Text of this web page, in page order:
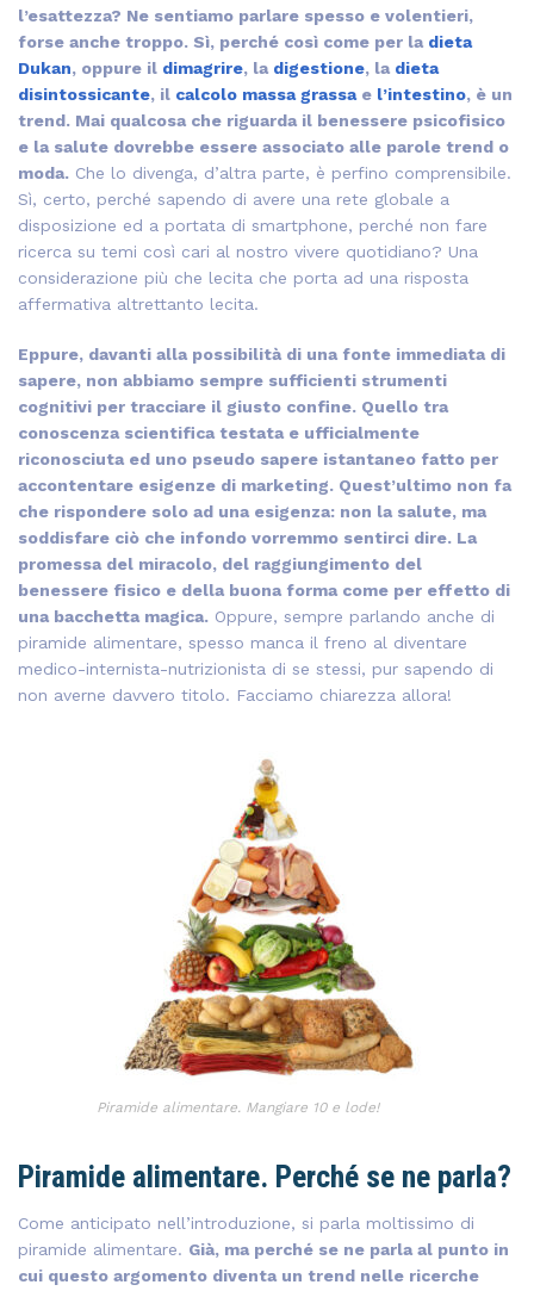
l’esattezza? Ne sentiamo parlare spesso e volentieri,
forse anche troppo. Sì, perché così come per la dieta
Dukan, oppure il dimagrire, la digestione, la dieta
disintossicante, il calcolo massa grassae l’intestino, è un
trend. Mai qualcosa che riguarda il benessere psicofisico
e la salute dovrebbe essere associato alle parole trend o
moda. Che lo divenga, d’altra parte, è perfino comprensibile.
Sì, certo, perché sapendo di avere una rete globale a
disposizione ed a portata di smartphone, perché non fare
ricerca su temi così cari al nostro vivere quotidiano? Una
considerazione più che lecita che porta ad una risposta
affermativa altrettanto lecita.
Eppure, davanti alla possibilità di una fonte immediata di
sapere, non abbiamo sempre sufficienti strumenti
cognitivi per tracciare il giusto confine. Quello tra
conoscenza scientifica testata e ufficialmente
riconosciuta ed uno pseudo sapere istantaneo fatto per
accontentare esigenze di marketing. Quest’ultimo non fa
che rispondere solo ad una esigenza: non la salute, ma
soddisfare ciò che infondo vorremmo sentirci dire. La
promessa del miracolo, del raggiungimento del
benessere fisico e della buona forma come per effetto di
una bacchetta magica. Oppure, sempre parlando anche di
piramide alimentare, spesso manca il freno al diventare
medico-internista-nutrizionista di se stessi, pur sapendo di
non averne davvero titolo. Facciamo chiarezza allora!
Piramide alimentare. Mangiare 10 e lode!
Piramide alimentare. Perché se ne parla?
Come anticipato nell’introduzione, si parla moltissimo di
piramide alimentare. Già, ma perché se ne parla al punto in
cui questo argomento diventa un trend nelle ricerche